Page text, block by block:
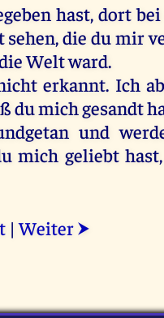
hast, dort
die du mir
Welt ward.
erkannt. Ich
du mich gesandt
und
mich geliebt
|Weiter ⮞